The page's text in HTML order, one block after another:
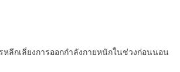
ลีกเลี่ยงการออกกำลังกายหนักในช่วงก่อนนอน